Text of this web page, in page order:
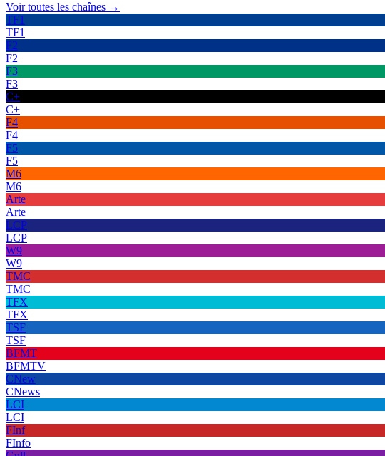
Voir toutes les chaînes →
TF1
TF1
F2
F2
F3
F3
C+
C+
F4
F4
F5
F5
M6
M6
Arte
Arte
LCP
LCP
W9
W9
TMC
TMC
TFX
TFX
TSF
TSF
BFMT
BFMTV
CNew
CNews
LCI
LCI
FInf
FInfo